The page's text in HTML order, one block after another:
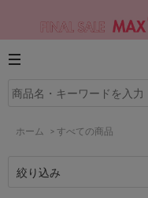
ホーム > すべての商品
絞り込み